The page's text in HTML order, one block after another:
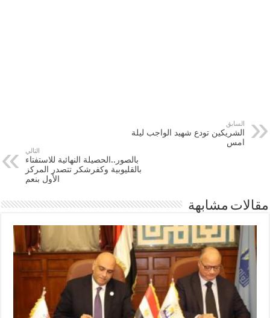
السابق
الشريكين تودع شهيد الواجب ليلة
امس
التالي
بالصور..الحصيلة النهائية للاستفتاء
بالقليوبية وكفرشكر تتصدر المركز
الأول بنعم
مقالات مشابهة